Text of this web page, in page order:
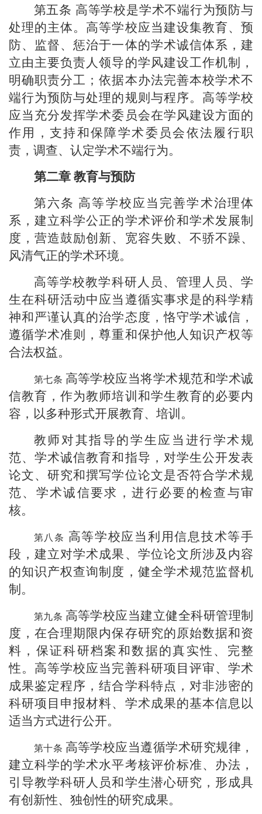
第五条 高等学校是学术不端行为预防与
处理的主体。高等学校应当建设集教育、预
防、监督、惩治于一体的学术诚信体系，建
立由主要负责人领导的学风建设工作机制，
明确职责分工；依据本办法完善本校学术不
端行为预防与处理的规则与程序。高等学校
应当充分发挥学术委员会在学风建设方面的
作用，支持和保障学术委员会依法履行职
责，调查、认定学术不端行为。
第二章 教育与预防
第六条 高等学校应当完善学术治理体
系，建立科学公正的学术评价和学术发展制
度，营造鼓励创新、宽容失败、不骄不躁、
风清气正的学术环境。
高等学校教学科研人员、管理人员、学
生在科研活动中应当遵循实事求是的科学精
神和严谨认真的治学态度，恪守学术诚信，
遵循学术准则，尊重和保护他人知识产权等
合法权益。
高等学校应当将学术规范和学术诚
信教育，作为教师培训和学生教育的必要内
容，以多种形式开展教育、培训。
教师对其指导的学生应当进行学术规
范、学术诚信教育和指导，对学生公开发表
论文、研究和撰写学位论文是否符合学术规
范、学术诚信要求，进行必要的检查与审
核。
高等学校应当利用信息技术等手
段，建立对学术成果、学位论文所涉及内容
的知识产权查询制度，健全学术规范监督机
制。
高等学校应当建立健全科研管理制
度，在合理期限内保存研究的原始数据和资
料，保证科研档案和数据的真实性、完整
性。高等学校应当完善科研项目评审、学术
成果鉴定程序，结合学科特点，对非涉密的
科研项目申报材料、学术成果的基本信息以
适当方式进行公开。
高等学校应当遵循学术研究规律，
建立科学的学术水平考核评价标准、办法，
引导教学科研人员和学生潜心研究，形成具
有创新性、独创性的研究成果。